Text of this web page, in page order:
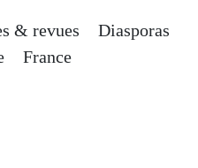
& revues
Diasporas
France